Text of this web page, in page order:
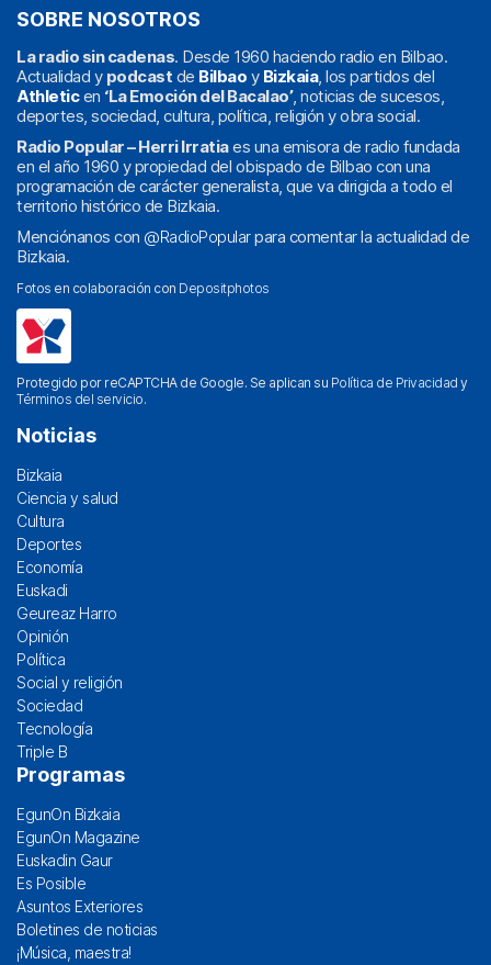
SOBRE NOSOTROS
La radio sin cadenas. Desde 1960 haciendo radio en Bilbao.
Actualidad y podcast de Bilbao y Bizkaia, los partidos del
Athleticen ‘La Emoción del Bacalao’, noticias de sucesos,
deportes, sociedad, cultura, política, religión y obra social.
Radio Popular – Herri Irratiaes una emisora de radio fundada
en el año 1960 y propiedad del obispado de Bilbao con una
programación de carácter generalista, que va dirigida a todo el
territorio histórico de Bizkaia.
Menciónanos con @RadioPopularpara comentar la actualidad de
Bizkaia.
Fotos en colaboración con Depositphotos
Protegido por reCAPTCHA de Google. Se aplican su Política de Privacidad y
Términos del servicio.
Noticias
Bizkaia
Ciencia y salud
Cultura
Deportes
Economía
Euskadi
Geureaz Harro
Opinión
Política
Social y religión
Sociedad
Tecnología
Triple B
Programas
EgunOn Bizkaia
EgunOn Magazine
Euskadin Gaur
Es Posible
Asuntos Exteriores
Boletines de noticias
¡Música, maestra!